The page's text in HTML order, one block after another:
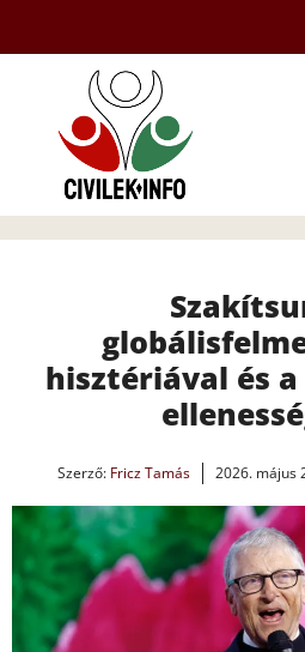
tartalomba
hisztériával és
Szerző: Fricz Tamás 2026. május